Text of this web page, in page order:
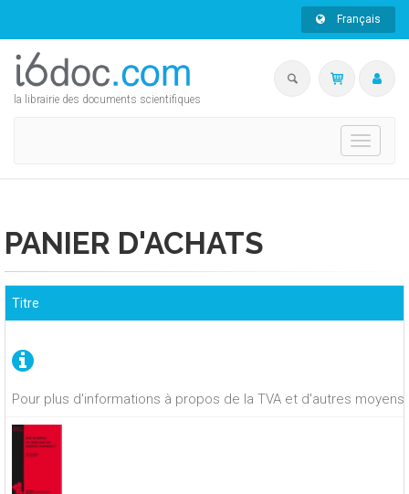
Français
la librairie des documents scientifiques
Toggle
PANIER D'ACHATS
Pour plus d'informations à propos de la TVA et d'autres
Titre